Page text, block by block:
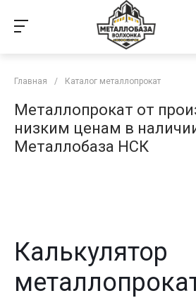
Главная / Каталог металлопрокат
Металлопрокат от
низким ценам в
Металлобаза НСК
Калькулятор